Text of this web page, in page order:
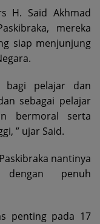
H. Said Akhmad
mereka
siap menjunjung
bagi pelajar dan
sebagai pelajar
bermoral serta
” ujar Said.
nantinya
penuh
penting pada 17